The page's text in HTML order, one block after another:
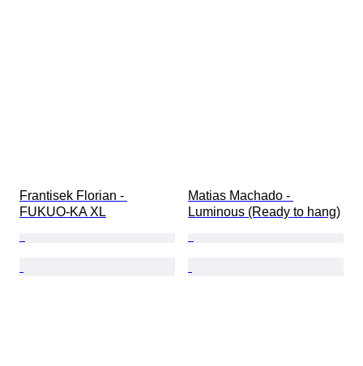
Frantisek Florian -
FUKUO-KA XL
Matias Machado -
Luminous (Ready to hang)